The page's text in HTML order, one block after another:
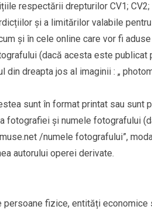
respectării drepturilor CV1; CV2;
și a limitărilor valabile
și în cele online care vor fi
(dacă acesta este publicat
dreapta jos al imaginii : „
sunt în format printat sau sunt
fotografiei și numele fotografului
/numele fotografului”,
autorului operei derivate.
fizice, entități economice